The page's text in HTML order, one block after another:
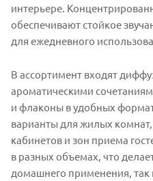
интерьере.
обеспечивают стойкое
для ежедневного
В ассортимент входят
ароматическими
и флаконы в удобных
варианты для жилых
кабинетов и зон приема
в разных объемах, что
домашнего применения,